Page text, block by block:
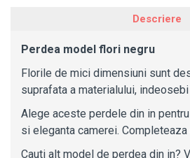
Descriere
Perdea model flori negru
Florile de mici dimensiuni sunt
suprafata a materialului,
Alege aceste perdele din in
si eleganta camerei.
Cauti alt model de perdea din in?